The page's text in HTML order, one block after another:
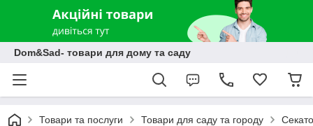
Dom&Sad- товари для дому та саду
Товари та послуги Товари для саду та городу